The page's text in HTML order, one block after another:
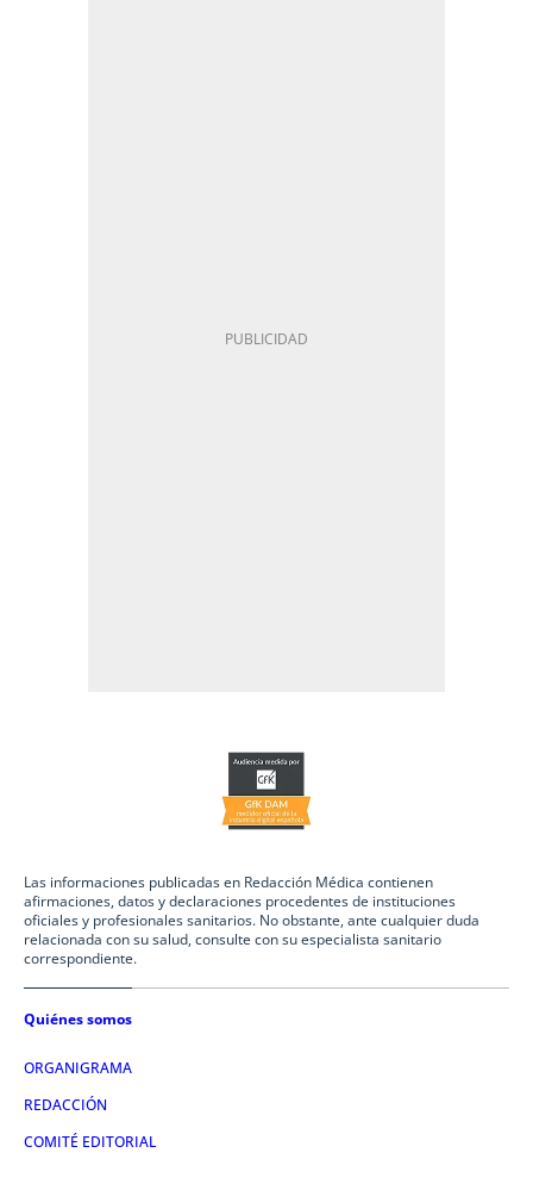
Las informaciones publicadas en Redacción Médica contienen
afirmaciones, datos y declaraciones procedentes de instituciones
oficiales y profesionales sanitarios. No obstante, ante cualquier duda
relacionada con su salud, consulte con su especialista sanitario
correspondiente.
Quiénes somos
ORGANIGRAMA
REDACCIÓN
COMITÉ EDITORIAL